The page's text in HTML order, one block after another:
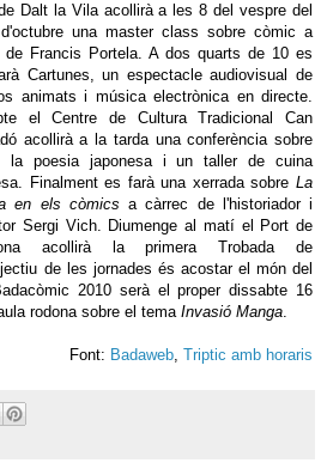
Dalt la Vila acollirà a les 8 del vespre del
una master class sobre còmic a
de Francis Portela. A dos quarts de 10 es
Cartunes, un espectacle audiovisual de
animats i música electrònica en directe.
el Centre de Cultura Tradicional Can
acollirà a la tarda una conferència sobre
la poesia japonesa i un taller de cuina
Finalment es farà una xerrada sobre La
en els còmics a càrrec de l'historiador i
Sergi Vich. Diumenge al matí el Port de
acollirà la primera Trobada de
de les jornades és acostar el món del
2010 serà el proper dissabte 16
rodona sobre el tema Invasió Manga.
Font: Badaweb, Triptic amb horaris